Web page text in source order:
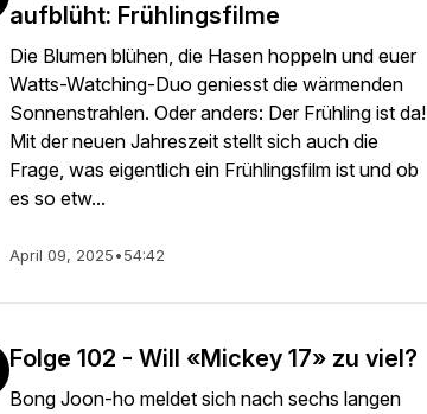
aufblüht: Frühlingsfilme
Die Blumen blühen, die Hasen hoppeln und euer
Watts-Watching-Duo geniesst die wärmenden
Sonnenstrahlen. Oder anders: Der Frühling ist da!
Mit der neuen Jahreszeit stellt sich auch die
Frage, was eigentlich ein Frühlingsfilm ist und ob
es so etw...
April 09, 2025•54:42
Folge 102 - Will «Mickey 17» zu viel?
Bong Joon-ho meldet sich nach sechs langen